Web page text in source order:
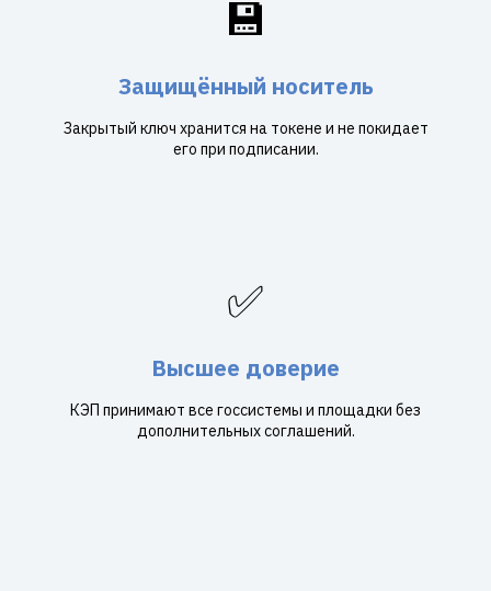
💾
Защищённый носитель
Закрытый ключ хранится на токене и не покидает
его при подписании.
✅
Высшее доверие
КЭП принимают все госсистемы и площадки без
дополнительных соглашений.